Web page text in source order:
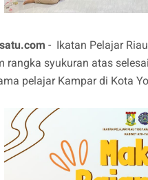
- Ikatan Pelajar
rangka syukuran atas
pelajar Kampar di Kota